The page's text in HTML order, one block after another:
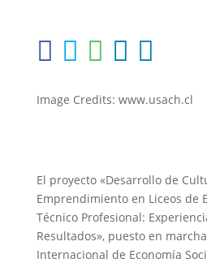
Image Credits: www.usach.cl
El proyecto «Desarrollo de
Emprendimiento en Liceos de
Técnico Profesional:
Resultados», puesto en
Internacional de Economía